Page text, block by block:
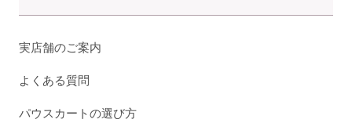
実店舗のご案内
よくある質問
パウスカートの選び方